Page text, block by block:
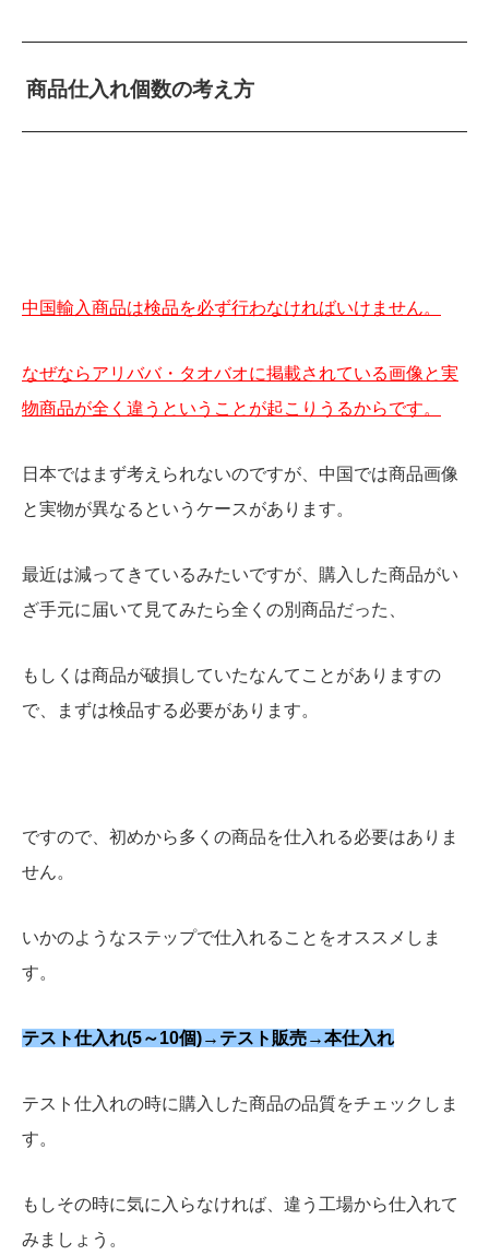
商品仕入れ個数の考え方
中国輸入商品は検品を必ず行わなければいけません。
なぜならアリババ・タオバオに掲載されている画像と実
物商品が全く違うということが起こりうるからです。
日本ではまず考えられないのですが、中国では商品画像
と実物が異なるというケースがあります。
最近は減ってきているみたいですが、購入した商品がい
ざ手元に届いて見てみたら全くの別商品だった、
もしくは商品が破損していたなんてことがありますの
で、まずは検品する必要があります。
ですので、初めから多くの商品を仕入れる必要はありま
せん。
いかのようなステップで仕入れることをオススメしま
す。
テスト仕入れ(5～10個)→テスト販売→本仕入れ
テスト仕入れの時に購入した商品の品質をチェックしま
す。
もしその時に気に入らなければ、違う工場から仕入れて
みましょう。